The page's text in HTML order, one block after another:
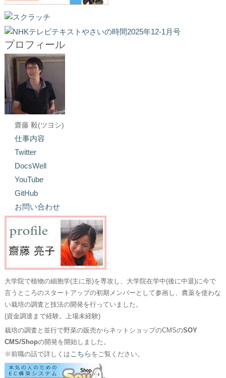
プロフィール
齋藤 毅(ツヨシ)
仕事内容
Twitter
DocsWell
YouTube
GitHub
お問い合わせ
大学院で植物の細胞学(主に形)を専攻し、大学院在学中(後に中退)に今で
言うところのスタートアップの初期メンバーとして参画し、農薬を使わな
い栽培の調査と技法の開発を行っていました。
(資金調達まで経験。上場未経験)
栽培の調査と並行で野菜の販売からネットショップのCMSのSOY
CMS/Shopの開発を開始しました。
※前職の話で詳しくはこちら をご覧ください。